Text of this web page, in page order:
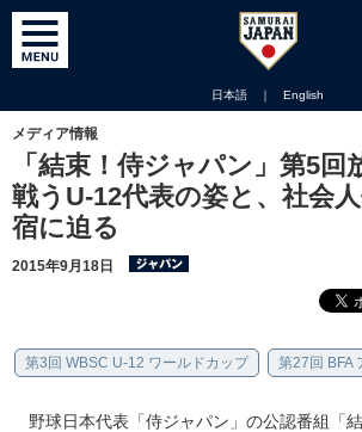
日本語 ｜ English
メディア情報
「結束！侍ジャパン」第5回
戦うU-12代表の姿と、社会
宿に迫る
2015年9月18日
第3回 WBSC U-12 ワールドカップ 第27回 BFA
野球日本代表「侍ジャパン」の公認番組「